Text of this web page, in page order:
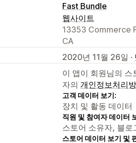
Fast Bundle
웹사이트
13353 Commerce
CA
2020년 11월 26일 ·
이 앱이 회원님의
자의 개인정보처리
고객 데이터 보기:
장치 및 활동 데이터
직원 및 참여자 데이터
스토어 소유자, 블로
스토어 데이터 보기 및